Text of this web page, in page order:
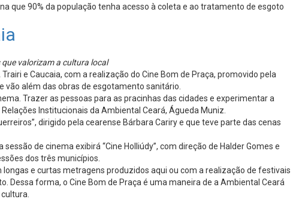
que 90% da população tenha acesso à coleta e ao tratamento de esgoto
valorizam a cultura local
e Caucaia, com a realização do Cine Bom de Praça, promovido pela
além das obras de esgotamento sanitário.
Trazer as pessoas para as pracinhas das cidades e experimentar a
Institucionais da Ambiental Ceará, Águeda Muniz.
dirigido pela cearense Bárbara Cariry e que teve parte das cenas
de cinema exibirá “Cine Holliúdy”, com direção de Halder Gomes e
dos três municípios.
e curtas metragens produzidos aqui ou com a realização de festivais
forma, o Cine Bom de Praça é uma maneira de a Ambiental Ceará